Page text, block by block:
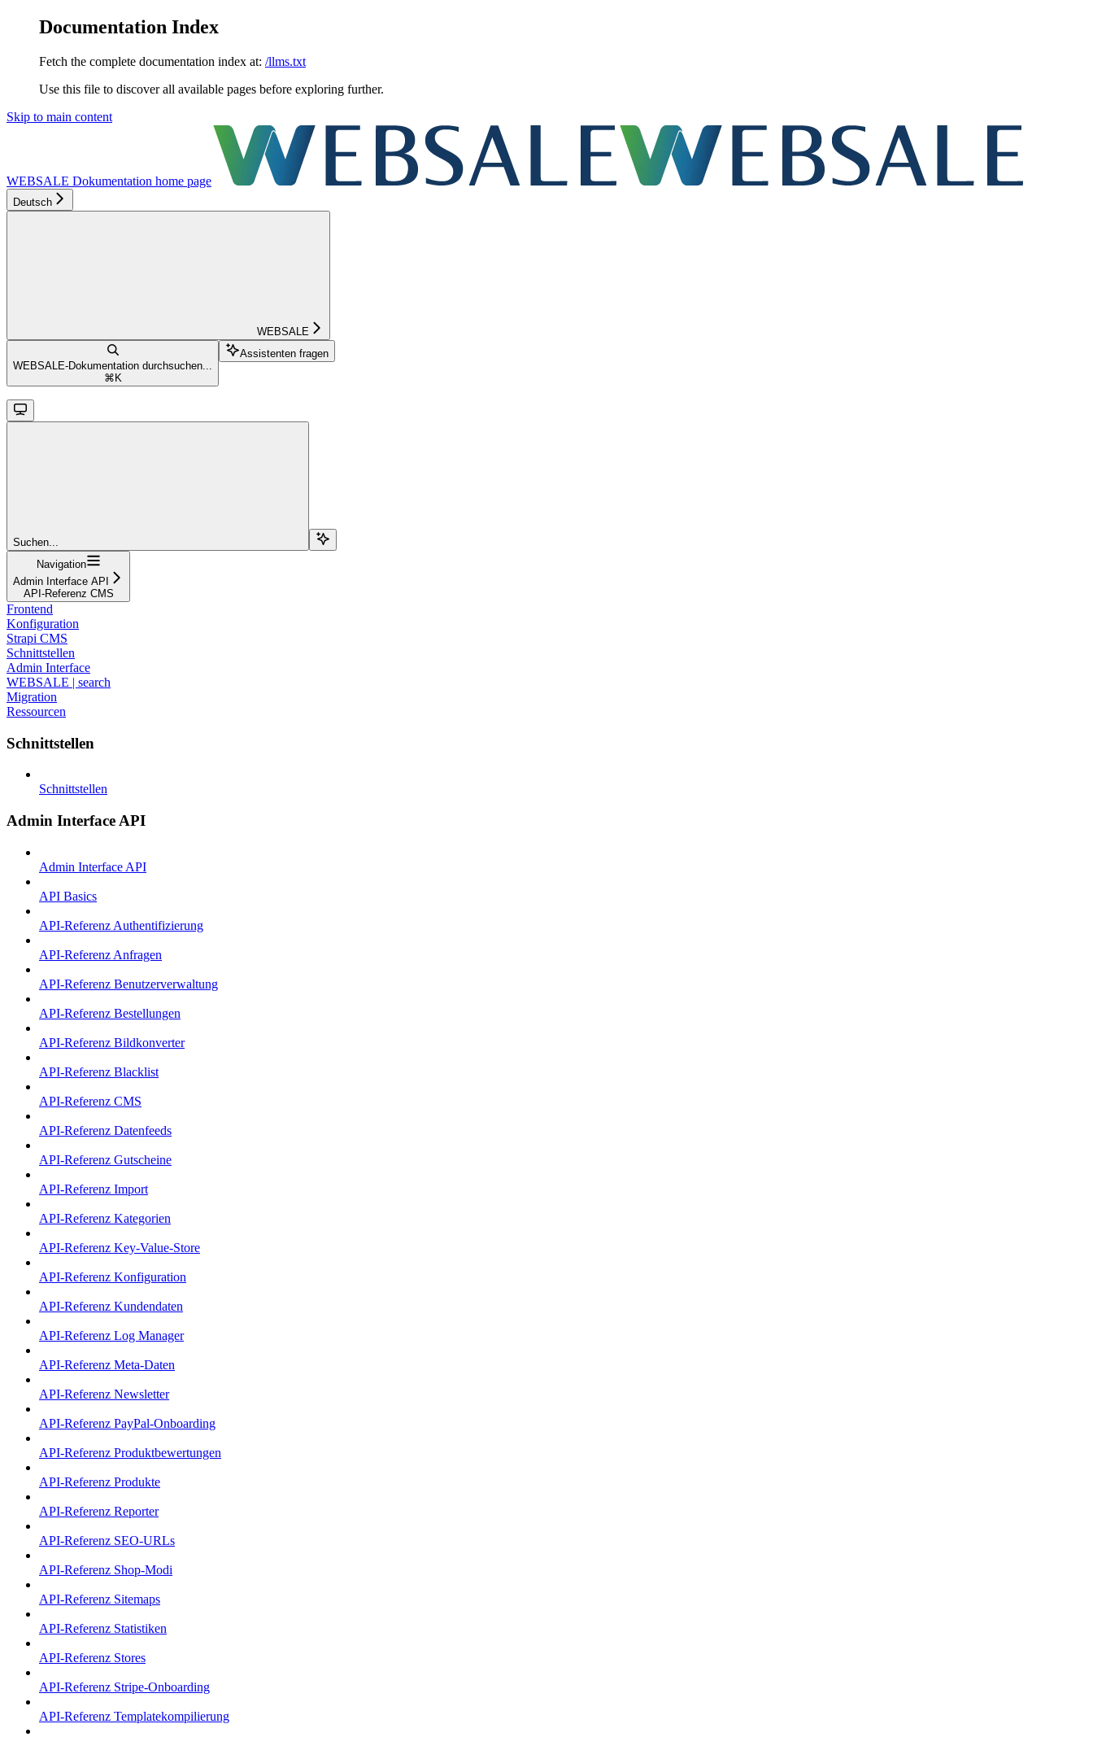
Documentation Index
Fetch the complete documentation index at: /llms.txt
Use this file to discover all available pages before exploring further.
Skip to main content
WEBSALE Dokumentation home page
Deutsch
WEBSALE
WEBSALE-Dokumentation durchsuchen...
⌘ K
Assistenten fragen
Suchen...
Navigation
Admin Interface API
API-Referenz CMS
Frontend
Konfiguration
Strapi CMS
Schnittstellen
Admin Interface
WEBSALE | search
Migration
Ressourcen
Schnittstellen
Schnittstellen
Admin Interface API
Admin Interface API
API Basics
API-Referenz Authentifizierung
API-Referenz Anfragen
API-Referenz Benutzerverwaltung
API-Referenz Bestellungen
API-Referenz Bildkonverter
API-Referenz Blacklist
API-Referenz CMS
API-Referenz Datenfeeds
API-Referenz Gutscheine
API-Referenz Import
API-Referenz Kategorien
API-Referenz Key-Value-Store
API-Referenz Konfiguration
API-Referenz Kundendaten
API-Referenz Log Manager
API-Referenz Meta-Daten
API-Referenz Newsletter
API-Referenz PayPal-Onboarding
API-Referenz Produktbewertungen
API-Referenz Produkte
API-Referenz Reporter
API-Referenz SEO-URLs
API-Referenz Shop-Modi
API-Referenz Sitemaps
API-Referenz Statistiken
API-Referenz Stores
API-Referenz Stripe-Onboarding
API-Referenz Templatekompilierung